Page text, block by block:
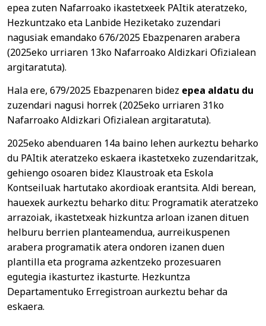
epea zuten Nafarroako ikastetxeek PAItik ateratzeko,
Hezkuntzako eta Lanbide Heziketako zuzendari
nagusiak emandako 676/2025 Ebazpenaren arabera
(2025eko urriaren 13ko Nafarroako Aldizkari Ofizialean
argitaratuta).
Hala ere, 679/2025 Ebazpenaren bidez epea aldatu du
zuzendari nagusi horrek (2025eko urriaren 31ko
Nafarroako Aldizkari Ofizialean argitaratuta).
2025eko abenduaren 14a baino lehen aurkeztu beharko
du PAItik ateratzeko eskaera ikastetxeko zuzendaritzak,
gehiengo osoaren bidez Klaustroak eta Eskola
Kontseiluak hartutako akordioak erantsita. Aldi berean,
hauexek aurkeztu beharko ditu: Programatik ateratzeko
arrazoiak, ikastetxeak hizkuntza arloan izanen dituen
helburu berrien planteamendua, aurreikuspenen
arabera programatik atera ondoren izanen duen
plantilla eta programa azkentzeko prozesuaren
egutegia ikasturtez ikasturte. Hezkuntza
Departamentuko Erregistroan aurkeztu behar da
eskaera.